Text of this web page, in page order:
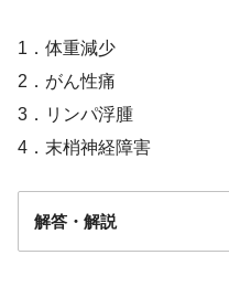
1．体重減少
2．がん性痛
3．リンパ浮腫
4．末梢神経障害
解答・解説